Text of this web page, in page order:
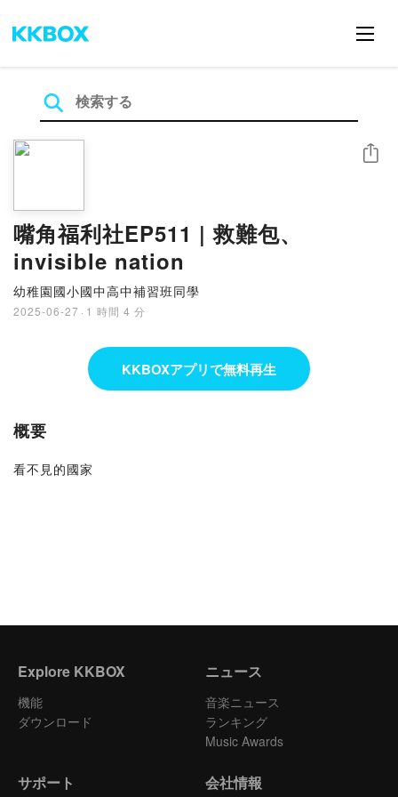
嘴角福利社EP511 | 救難包、
invisible nation
幼稚園國小國中高中補習班同學
2025-06-27 · 1 時間 4 分
シェア
KKBOXアプリで無料再生
概要
看不見的國家
Explore KKBOX
機能
ダウンロード
ニュース
音楽ニュース
ランキング
Music Awards
サポート 会社情報